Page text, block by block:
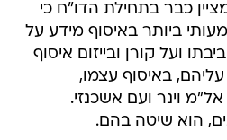
כבר בתחילת הדו"ח כי
ביותר באיסוף מידע על
ועל קורן ובייזום איסוף
באיסוף עצמו,
וינר ועם אשכנזי.
הוא שיטה בהם.